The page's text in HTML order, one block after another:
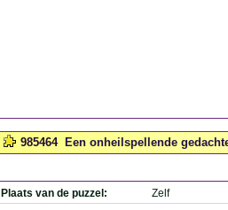
985464 Een onheilspellende
Plaats van de puzzel:
Zelf